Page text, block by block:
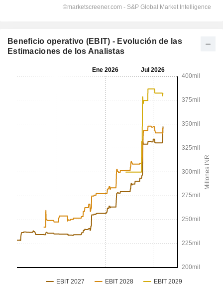
Beneficio operativo (EBIT) - Evolución de las
Estimaciones de los Analistas